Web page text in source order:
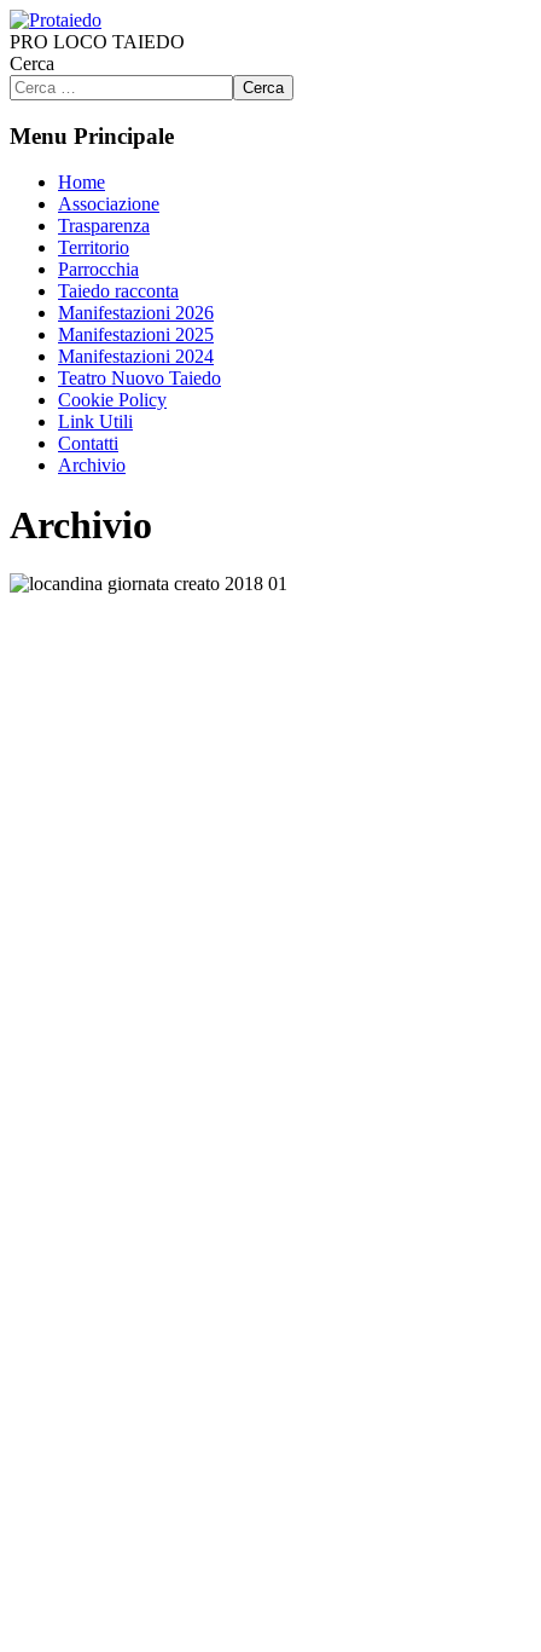
PRO LOCO TAIEDO
Cerca
Cerca
Menu Principale
Home
Associazione
Trasparenza
Territorio
Parrocchia
Taiedo racconta
Manifestazioni 2026
Manifestazioni 2025
Manifestazioni 2024
Teatro Nuovo Taiedo
Cookie Policy
Link Utili
Contatti
Archivio
Archivio